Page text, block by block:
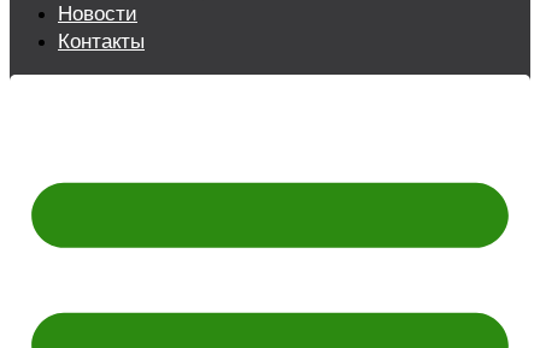
Новости
Контакты